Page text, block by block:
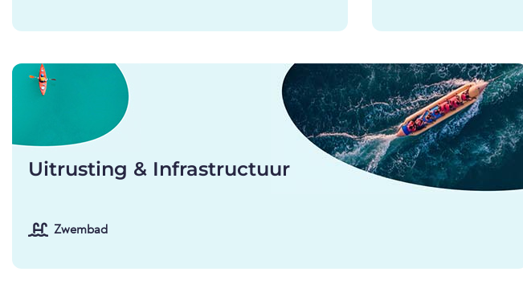
Uitrusting & Infrastructuur
Zwembad